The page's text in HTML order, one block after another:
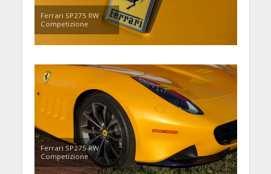
Ferrari SP275 RW
Competizione
Ferrari SP275 RW
Competizione